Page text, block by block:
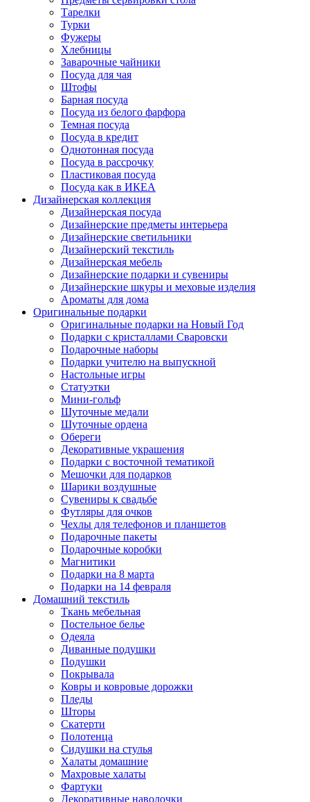
Тарелки
Турки
Фужеры
Хлебницы
Заварочные чайники
Посуда для чая
Штофы
Барная посуда
Посуда из белого фарфора
Темная посуда
Посуда в кредит
Однотонная посуда
Посуда в рассрочку
Пластиковая посуда
Посуда как в ИКЕА
Дизайнерская коллекция
Дизайнерская посуда
Дизайнерские предметы интерьера
Дизайнерские светильники
Дизайнерский текстиль
Дизайнерская мебель
Дизайнерские подарки и сувениры
Дизайнерские шкуры и меховые изделия
Ароматы для дома
Оригинальные подарки
Оригинальные подарки на Новый Год
Подарки с кристаллами Сваровски
Подарочные наборы
Подарки учителю на выпускной
Настольные игры
Статуэтки
Мини-гольф
Шуточные медали
Шуточные ордена
Обереги
Декоративные украшения
Подарки с восточной тематикой
Мешочки для подарков
Шарики воздушные
Сувениры к свадьбе
Футляры для очков
Чехлы для телефонов и планшетов
Подарочные пакеты
Подарочные коробки
Магнитики
Подарки на 8 марта
Подарки на 14 февраля
Домашний текстиль
Ткань мебельная
Постельное белье
Одеяла
Диванные подушки
Подушки
Покрывала
Ковры и ковровые дорожки
Пледы
Шторы
Скатерти
Полотенца
Сидушки на стулья
Халаты домашние
Махровые халаты
Фартуки
Декоративные наволочки